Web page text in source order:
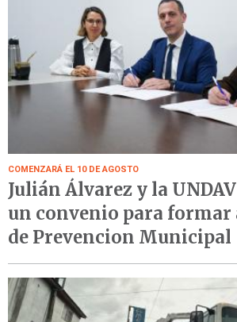
COMENZARÁ EL 10 DE AGOSTO
Julián Álvarez y la
un convenio para formar
de Prevencion Municipal